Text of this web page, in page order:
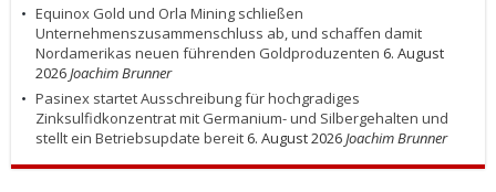
Equinox Gold und Orla Mining schließen
Unternehmenszusammenschluss ab, und schaffen damit
Nordamerikas neuen führenden Goldproduzenten 6. August
2026Joachim Brunner
Pasinex startet Ausschreibung für hochgradiges
Zinksulfidkonzentrat mit Germanium- und Silbergehalten und
stellt ein Betriebsupdate bereit 6. August 2026Joachim Brunner